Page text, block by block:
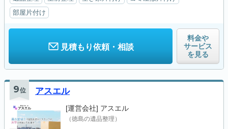
部屋片付け
見積もり依頼・相談
料金や
サービス
を見る
9位 アスエル
[運営会社] アスエル
（徳島の遺品整理）